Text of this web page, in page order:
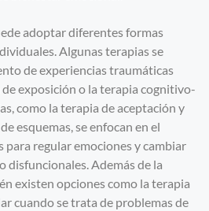
adoptar diferentes formas
Algunas terapias se
de experiencias traumáticas
de exposición o la terapia cognitivo-
como la terapia de aceptación y
esquemas, se enfocan en el
regular emociones y cambiar
disfuncionales. Además de la
existen opciones como la terapia
cuando se trata de problemas de